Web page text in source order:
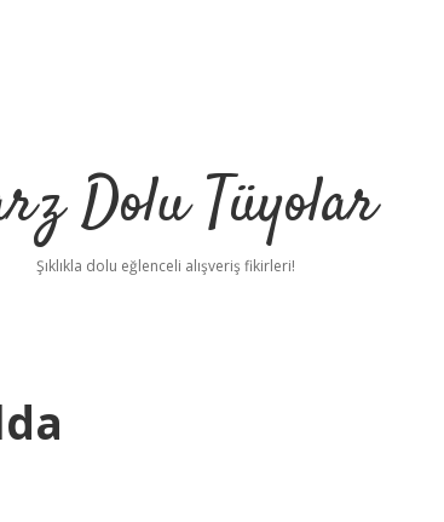
Dolu Tüyolar
Şıklıkla dolu eğlenceli alışveriş fikirleri!